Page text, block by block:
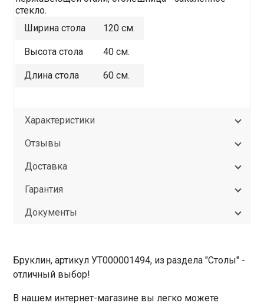
стекло.
Ширина стола
120 см.
Высота стола 40 см.
Длина стола 60 см.
Характеристики
Отзывы
Доставка
Гарантия
Документы
Бруклин, артикул УТ000001494, из раздела "Столы" -
отличный выбор!
В нашем интернет-магазине вы легко можете